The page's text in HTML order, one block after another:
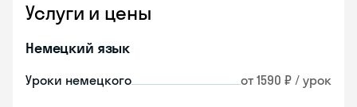
Услуги и цены
Немецкий язык
Уроки немецкого от 1590 ₽ / урок